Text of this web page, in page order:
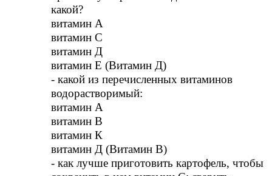
какой?
витамин А
витамин С
витамин Д
витамин Е (Витамин Д)
- какой из перечисленных витаминов
водорастворимый:
витамин А
витамин В
витамин К
витамин Д (Витамин В)
- как лучше приготовить картофель, чтобы